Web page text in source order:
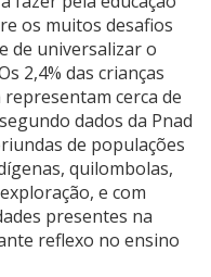
os muitos desafios
de universalizar o
2,4% das crianças
cerca de
dados da Pnad
de populações
quilombolas,
e com
presentes na
reflexo no ensino